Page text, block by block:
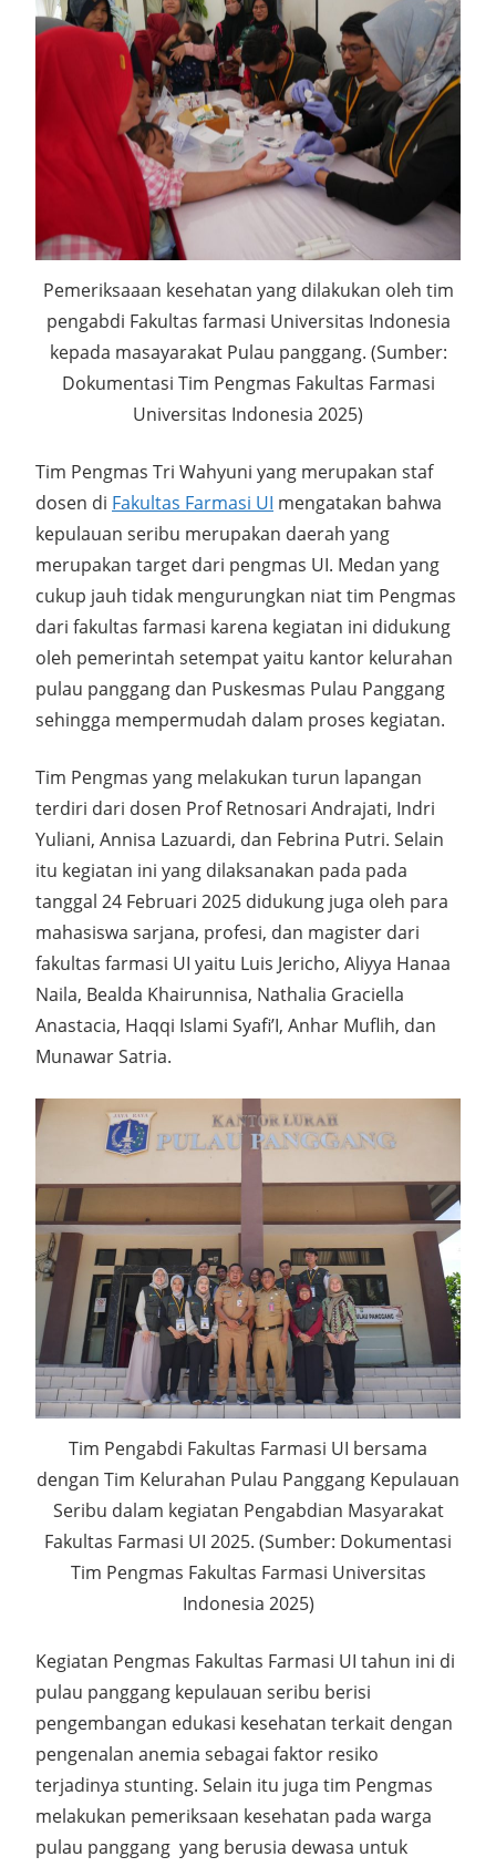
Pemeriksaaan kesehatan yang dilakukan oleh tim
pengabdi Fakultas farmasi Universitas Indonesia
kepada masayarakat Pulau panggang. (Sumber:
Dokumentasi Tim Pengmas Fakultas Farmasi
Universitas Indonesia 2025)
Tim Pengmas Tri Wahyuni yang merupakan staf
dosen di Fakultas Farmasi UI mengatakan bahwa
kepulauan seribu merupakan daerah yang
merupakan target dari pengmas UI. Medan yang
cukup jauh tidak mengurungkan niat tim Pengmas
dari fakultas farmasi karena kegiatan ini didukung
oleh pemerintah setempat yaitu kantor kelurahan
pulau panggang dan Puskesmas Pulau Panggang
sehingga mempermudah dalam proses kegiatan.
Tim Pengmas yang melakukan turun lapangan
terdiri dari dosen Prof Retnosari Andrajati, Indri
Yuliani, Annisa Lazuardi, dan Febrina Putri. Selain
itu kegiatan ini yang dilaksanakan pada pada
tanggal 24 Februari 2025 didukung juga oleh para
mahasiswa sarjana, profesi, dan magister dari
fakultas farmasi UI yaitu Luis Jericho, Aliyya Hanaa
Naila, Bealda Khairunnisa, Nathalia Graciella
Anastacia, Haqqi Islami Syafi’I, Anhar Muflih, dan
Munawar Satria.
Tim Pengabdi Fakultas Farmasi UI bersama
dengan Tim Kelurahan Pulau Panggang Kepulauan
Seribu dalam kegiatan Pengabdian Masyarakat
Fakultas Farmasi UI 2025. (Sumber: Dokumentasi
Tim Pengmas Fakultas Farmasi Universitas
Indonesia 2025)
Kegiatan Pengmas Fakultas Farmasi UI tahun ini di
pulau panggang kepulauan seribu berisi
pengembangan edukasi kesehatan terkait dengan
pengenalan anemia sebagai faktor resiko
terjadinya stunting. Selain itu juga tim Pengmas
melakukan pemeriksaan kesehatan pada warga
pulau panggang yang berusia dewasa untuk